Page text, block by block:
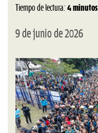
Tiempo de lectura: 4 minutos
9 de junio de 2026